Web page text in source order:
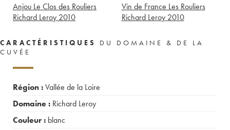
Anjou Le Clos des Rouliers
Richard Leroy 2010
Vin de France Les Rouliers
Richard Leroy 2010
CARACTÉRISTIQUES
DU DOMAINE & DE LA
CUVÉE
Région :Vallée de la Loire
Domaine : Richard Leroy
Couleur : blanc